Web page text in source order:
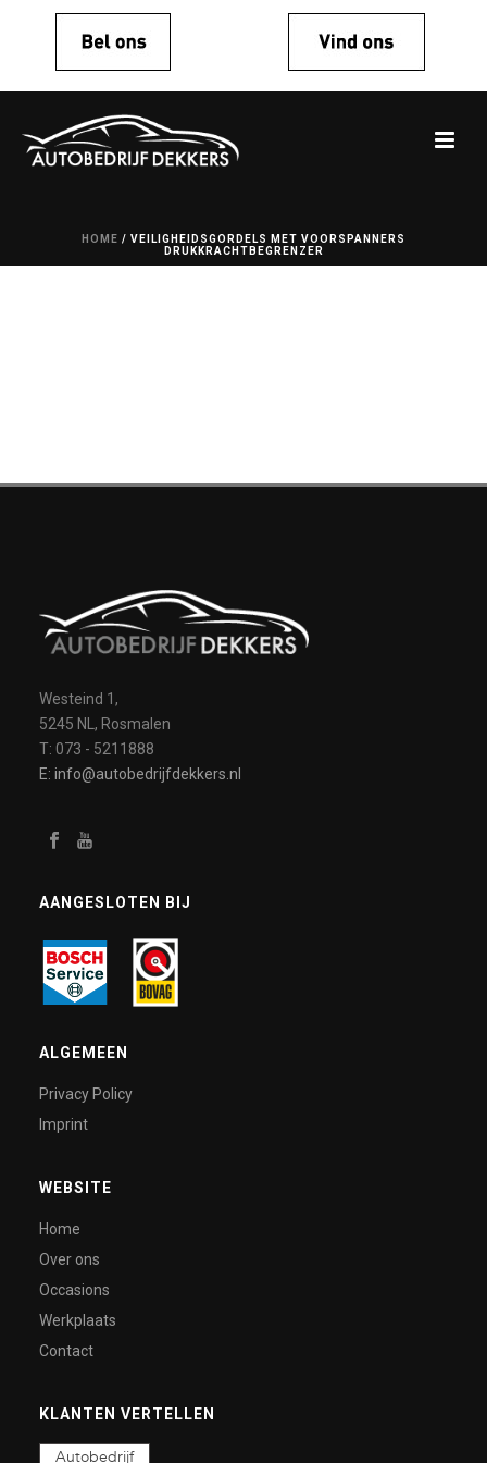
HOME / VEILIGHEIDSGORDELS MET VOORSPANNERS
DRUKKRACHTBEGRENZER
Westeind 1,
5245 NL, Rosmalen
T: 073 - 5211888
E: info@autobedrijfdekkers.nl
AANGESLOTEN BIJ
ALGEMEEN
Privacy Policy
Imprint
WEBSITE
Home
Over ons
Occasions
Werkplaats
Contact
KLANTEN VERTELLEN
Autobedrijf